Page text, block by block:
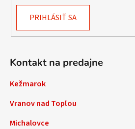
PRIHLÁSIŤ SA
Kontakt na predajne
Kežmarok
Vranov nad Topľou
Michalovce